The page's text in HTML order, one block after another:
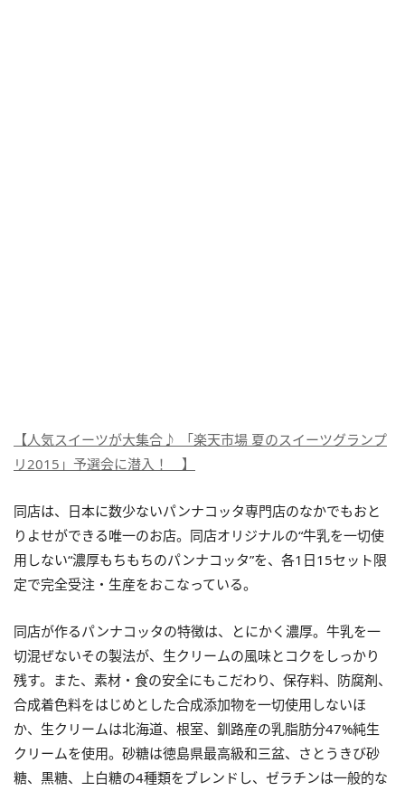
【人気スイーツが大集合♪ 「楽天市場 夏のスイーツグランプ
リ2015」予選会に潜入！ 】
同店は、日本に数少ないパンナコッタ専門店のなかでもおと
りよせができる唯一のお店。同店オリジナルの“牛乳を一切使
用しない“濃厚もちもちのパンナコッタ”を、各1日15セット限
定で完全受注・生産をおこなっている。
同店が作るパンナコッタの特徴は、とにかく濃厚。牛乳を一
切混ぜないその製法が、生クリームの風味とコクをしっかり
残す。また、素材・食の安全にもこだわり、保存料、防腐剤、
合成着色料をはじめとした合成添加物を一切使用しないほ
か、 生クリームは北海道、根室、釧路産の乳脂肪分47%純生
クリームを使用。砂糖は徳島県最高級和三盆、さとうきび砂
糖、黒糖、上白糖の4種類をブレンドし、ゼラチンは一般的な